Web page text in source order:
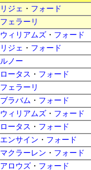
リジェ ・ フォード
フェラーリ
ウィリアムズ ・ フォード
リジェ ・ フォード
ルノー
ロータス ・ フォード
フェラーリ
ブラバム ・ フォード
ウィリアムズ ・ フォード
ロータス ・ フォード
エンサイン ・ フォード
マクラーレン ・ フォード
アロウズ ・ フォード